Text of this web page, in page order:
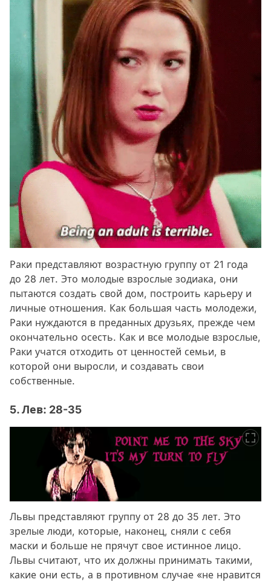
Раки представляют возрастную группу от 21 года
до 28 лет. Это молодые взрослые зодиака, они
пытаются создать свой дом, построить карьеру и
личные отношения. Как большая часть молодежи,
Раки нуждаются в преданных друзьях, прежде чем
окончательно осесть. Как и все молодые взрослые,
Раки учатся отходить от ценностей семьи, в
которой они выросли, и создавать свои
собственные.
5. Лев: 28-35
Львы представляют группу от 28 до 35 лет. Это
зрелые люди, которые, наконец, сняли с себя
маски и больше не прячут свое истинное лицо.
Львы считают, что их должны принимать такими,
какие они есть, а в противном случае «не нравится